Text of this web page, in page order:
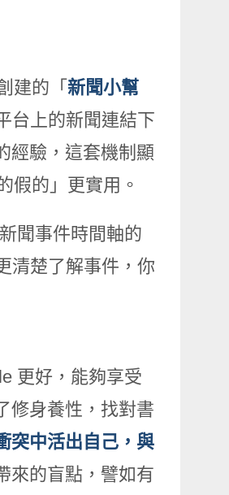
建的「 新聞小幫
台上的新聞連結下
經驗，這套機制顯
假的」更實用。
聞事件時間軸的
清楚了解事件，你
更好，能夠享受
修身養性，找對書
突中活出自己，與
來的盲點，譬如有